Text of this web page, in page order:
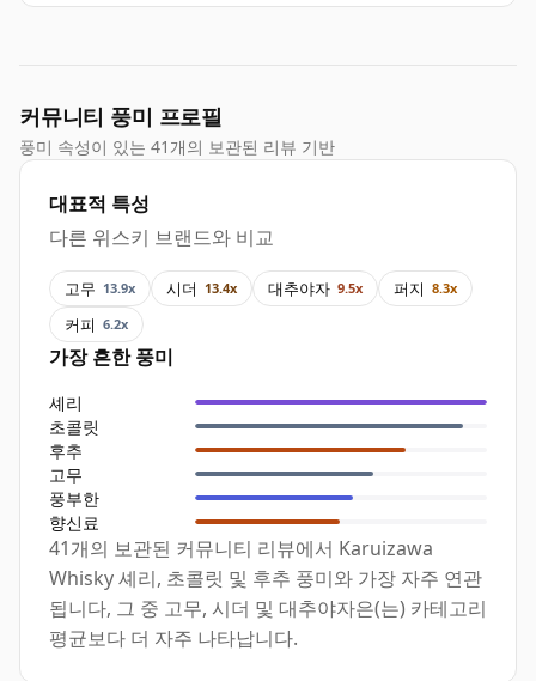
커뮤니티 풍미 프로필
풍미 속성이 있는 41개의 보관된 리뷰 기반
대표적 특성
다른 위스키 브랜드와 비교
고무 13.9x 시더 13.4x 대추야자 9.5x 퍼지 8.3x
커피 6.2x
가장 흔한 풍미
셰리
초콜릿
후추
고무
풍부한
향신료
41개의 보관된 커뮤니티 리뷰에서 Karuizawa
Whisky 셰리, 초콜릿 및 후추 풍미와 가장 자주 연관
됩니다, 그 중 고무, 시더 및 대추야자은(는) 카테고리
평균보다 더 자주 나타납니다.